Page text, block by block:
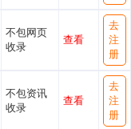
不包网页
收录
查看
去
注
册
不包资讯
收录
查看
去
注
册